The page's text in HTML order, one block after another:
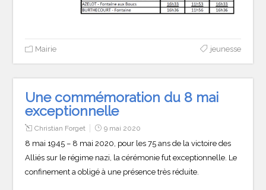
Mairie jeunesse
Une commémoration du 8 mai
exceptionnelle
Christian Forget 9 mai 2020
8 mai 1945 – 8 mai 2020, pour les 75 ans de la victoire des
Alliés sur le régime nazi, la cérémonie fut exceptionnelle. Le
confinement a obligé à une présence très réduite.